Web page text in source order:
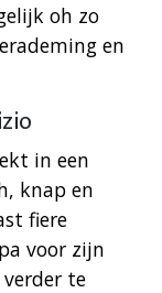
oh zo
en
in een
knap en
fiere
voor zijn
te